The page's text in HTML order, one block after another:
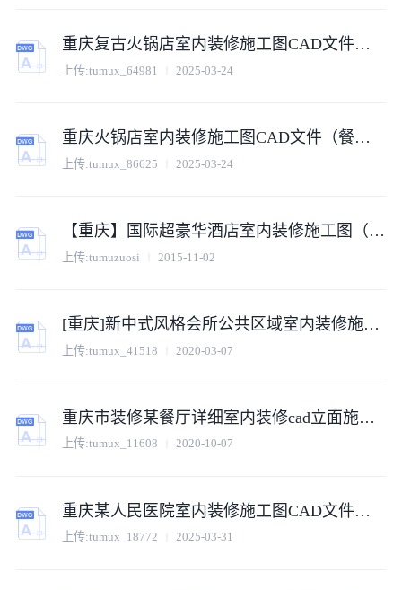
重庆复古火锅店室内装修施工图CAD文件（餐饮空间深化版）
上传:tumux_64981 2025-03-24
重庆火锅店室内装修施工图CAD文件（餐饮空间深化版）
上传:tumux_86625 2025-03-24
【重庆】国际超豪华酒店室内装修施工图（附实景效果）
上传:tumuzuosi 2015-11-02
[重庆]新中式风格会所公共区域室内装修施工图（含效果）
上传:tumux_41518 2020-03-07
重庆市装修某餐厅详细室内装修cad立面施工图纸大样图
上传:tumux_11608 2020-10-07
重庆某人民医院室内装修施工图CAD文件（医疗空间深化版）
上传:tumux_18772 2025-03-31